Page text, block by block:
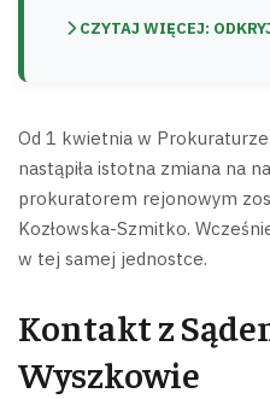
CZYTAJ WIĘCEJ:
Od 1 kwietnia w
nastąpiła istotna zmiana na
prokuratorem rejonowym
Kozłowska-Szmitko.
w tej samej jednostce.
Kontakt z
Wyszkowie